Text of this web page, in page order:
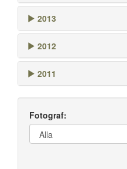
2013
2012
2011
Fotograf: